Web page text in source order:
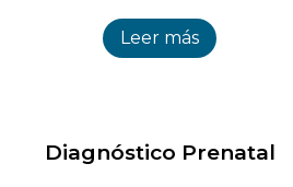
Leer más
Diagnóstico Prenatal